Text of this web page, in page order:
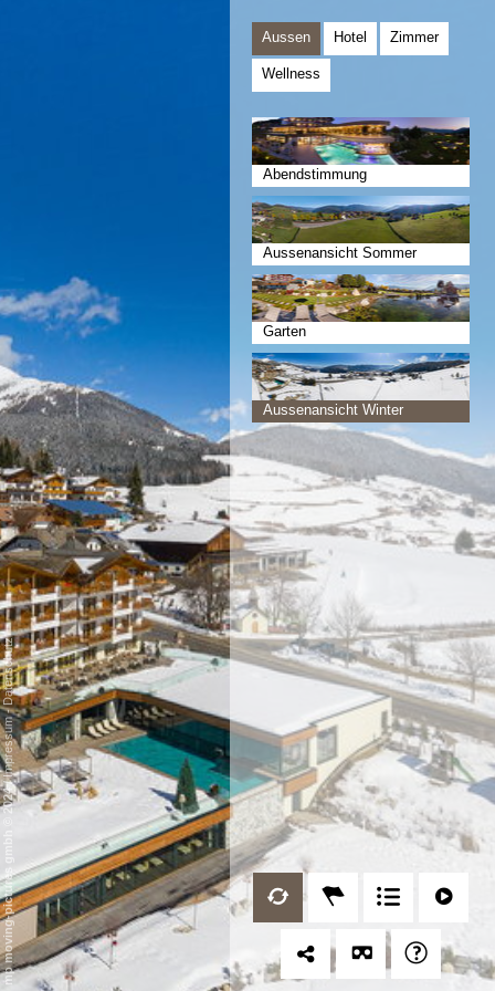
Aussen Hotel Zimmer
Wellness
Abendstimmung
Aussenansicht Sommer
Garten
Aussenansicht Winter
mp moving-pictures gmbh © 2024
/
Impressum
-
Datenschutz